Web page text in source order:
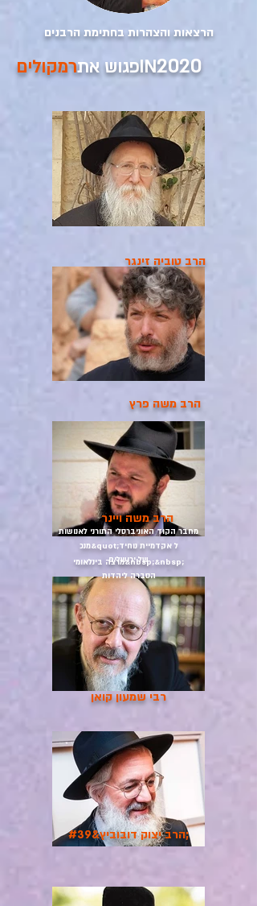
הרצאות והצהרות בחתימת הרבנים
פגוש אתרמקולים IN2020
הרב טוביה זינגר
הרב משה פרץ
הרב משה ויינר
מחבר הקוד האוניברסלי התורני לאנושות
מנכ&quot;ל אקדמיית נוחיד
של ירושלים
מרצה בינלאומי&nbsp;&nbsp;
הסברה ליהדות
רבי שמעון קואן
הרב יצוק דובוביץ&#39;